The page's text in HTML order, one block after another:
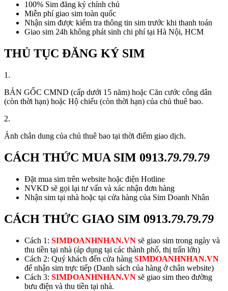
100% Sim đăng ký chính chủ
Miễn phí giao sim toàn quốc
Nhận sim được kiểm tra thông tin sim trước khi thanh toán
Giao sim 24h không phát sinh chi phí tại Hà Nội, HCM
THỦ TỤC ĐĂNG KÝ SIM
1.
BẢN GỐC CMND (cấp dưới 15 năm) hoặc Căn cước công dân
(còn thời hạn) hoặc Hộ chiếu (còn thời hạn) của chủ thuê bao.
2.
Ảnh chân dung của chủ thuê bao tại thời điểm giao dịch.
CÁCH THỨC MUA SIM 0913.79.79.79
Đặt mua sim trên website hoặc điện Hotline
NVKD sẽ gọi lại tư vấn và xác nhận đơn hàng
Nhận sim tại nhà hoặc tại cửa hàng của Sim Doanh Nhân
CÁCH THỨC GIAO SIM 0913.79.79.79
Cách 1: SIMDOANHNHAN.VN sẽ giao sim trong ngày và
thu tiền tại nhà (áp dụng tại các thành phố, thị trấn lớn)
Cách 2: Quý khách đến cửa hàng SIMDOANHNHAN.VN
để nhận sim trực tiếp (Danh sách của hàng ở chân website)
Cách 3: SIMDOANHNHAN.VN sẽ giao sim theo đường
bưu điện và thu tiền tại nhà.